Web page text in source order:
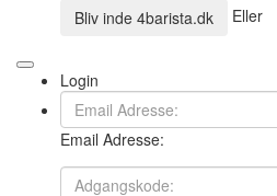
Bliv inde 4barista.dk Eller
Login
Email Adresse: